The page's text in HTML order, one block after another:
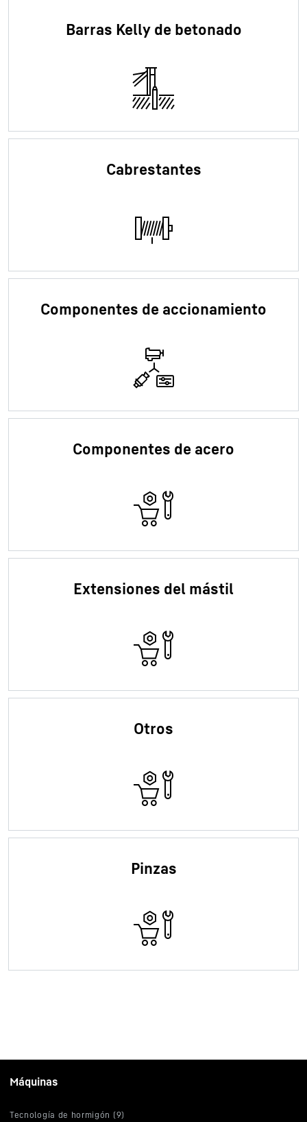
Barras Kelly de betonado
Cabrestantes
Componentes de accionamiento
Componentes de acero
Extensiones del mástil
Otros
Pinzas
Máquinas
Tecnología de hormigón (9)